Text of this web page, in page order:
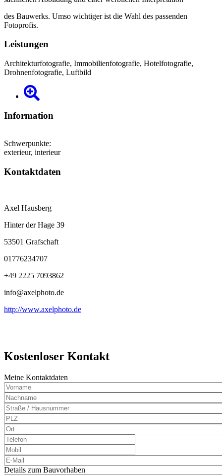
des Bauwerks. Umso wichtiger ist die Wahl des passenden
Fotoprofis.
Leistungen
Architekturfotografie, Immobilienfotografie, Hotelfotografie,
Drohnenfotografie, Luftbild
Information
Schwerpunkte:
exterieur, interieur
Kontaktdaten
Axel Hausberg
Hinter der Hage 39
53501 Grafschaft
01776234707
‭+49 2225 7093862‬
info@axelphoto.de
http://www.axelphoto.de
Kostenloser Kontakt
Meine Kontaktdaten
Nachname
PLZ
Ort
Telefon
Mobil
E-
Mail
Details zum Bauvorhaben